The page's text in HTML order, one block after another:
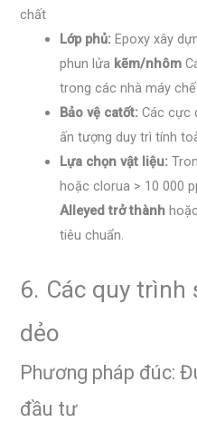
chất
Lớp phủ: Epoxy xây
phun lửa kẽm/nhôm
trong các nhà máy
Bảo vệ catốt: Các cực
ấn tượng duy trì tính
Lựa chọn vật liệu:
hoặc clorua > 10 000
Alleyed trở thành
tiêu chuẩn.
6. Các quy trình
dẻo
Phương pháp đúc:
đầu tư